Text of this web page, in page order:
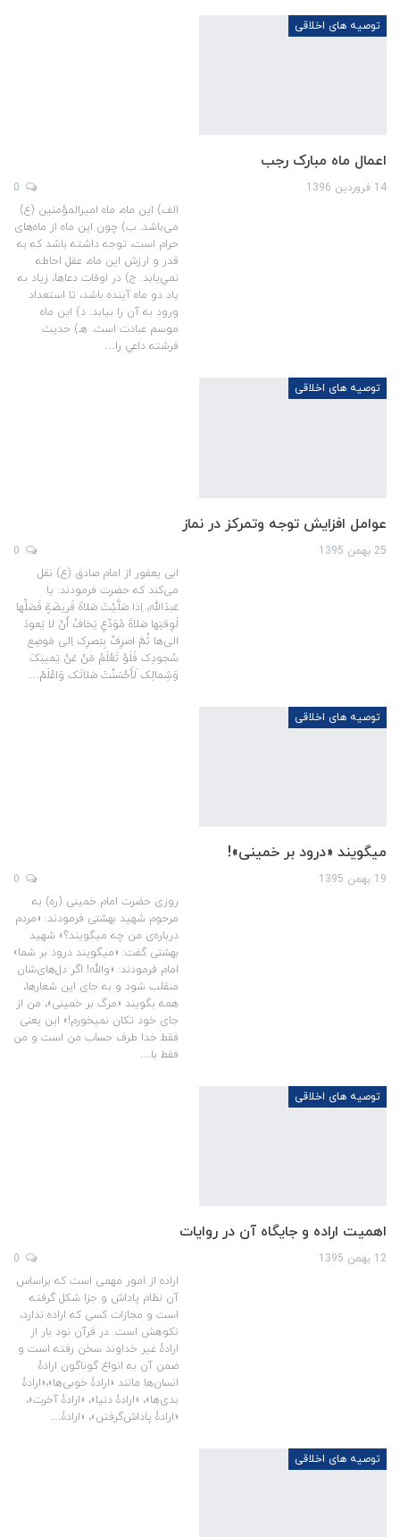
توصیه های اخلاقی
اعمال ماه مبارک رجب
14 فروردین 1396
الف) اين ماه، ماه اميرالمؤمنين (ع)
می‌‌باشد. ب) چون اين ماه از ماه‌های
حرام است، توجه داشته باشد كه به
قدر و ارزش اين ماه، عقل احاطه
نمي‌يابد. ج) در اوقات دعاها، زياد به
ياد دو ماه آينده باشد، تا استعداد
ورود به آن را بيابد. د) اين ماه
موسم عبادت است. هـ) حديث
فرشته داعي را…
توصیه های اخلاقی
عوامل افزایش توجه وتمرکز در نماز
25 بهمن 1395
ابی یعفور از امام صادق (ع) نقل
می‌کند که حضرت فرمودند: یا
عَبدَاللهِ، اِذا صَلَّیْتَ صَلاةَ فَریضَةٍ فَصَلِّها
لَوِقتِها صَلاةَ مُوَدِّعٍ یَخافُ أَنْ لا یَعودَ
الی‌ها ثُمَّ اصرِفْ بِبَصرِک اِلی مَوضِع
سُجودِک فَلَوْ تَعْلَمُ مَنْ عَنْ یَمینِکَ
وَشِمالِک لَأَحْسَنْتَ صَلاتَک وَاعْلَمْ…
توصیه های اخلاقی
میگویند «درود بر خمینی»!
19 بهمن 1395
روزی حضرت امام خمینی (ره) به
مرحوم شهيد بهشتی فرمودند: «مردم
درباره‌ی من چه ميگويند؟» شهيد
بهشتی گفت: «ميگويند درود بر شما»
امام فرمودند: «والله! اگر دل‌های‌شان
منقلب شود و به جای اين شعارها،
همه بگويند «مرگ بر خمينی»، من از
جای خود تكان نميخورم!» اين يعنی
فقط خدا طرف حساب من است و من
فقط با…
توصیه های اخلاقی
اهمیت اراده و جایگاه آن در روایات
12 بهمن 1395
اراده از امور مهمی است که براساس
آن نظام پاداش و جزا شکل گرفته
است و مجازات کسی که اراده ندارد،
نکوهش است. در قرآن نود بار از
ارادۀ غیر خداوند سخن رفته است و
ضمن آن به انواع گوناگون ارادۀ
انسان‌ها مانند «ارادۀ خوبی‌ها»،«ارادۀ
بدی‌ها»، «ارادۀ دنیا»، «ارادۀ آخرت»،
«ارادۀ پاداش‌گرفتن»،‌ «ارادۀ…
توصیه های اخلاقی